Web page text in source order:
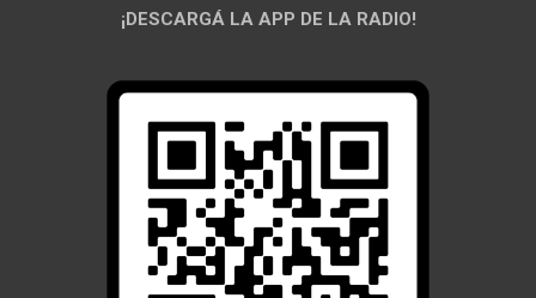
¡DESCARGÁ LA APP DE LA RADIO!